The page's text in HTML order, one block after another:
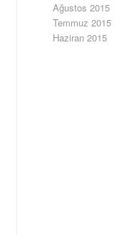
Ağustos 2015
Temmuz 2015
Haziran 2015